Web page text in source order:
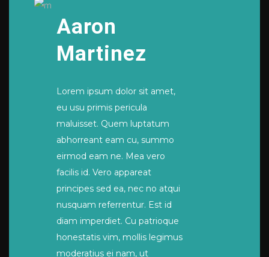
Aaron
Martinez
Lorem ipsum dolor sit amet,
eu usu primis pericula
maluisset. Quem luptatum
abhorreant eam cu, summo
eirmod eam ne. Mea vero
facilis id. Vero appareat
principes sed ea, nec no atqui
nusquam referrentur. Est id
diam imperdiet. Cu patrioque
honestatis vim, mollis legimus
moderatius ei nam, ut